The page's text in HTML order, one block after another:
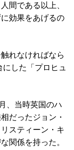
間である以上、
効果をあげるの
れなければなら
した「プロヒュ
、当時英国のハ
だったジョン・
スティーン・キ
関係を持った。